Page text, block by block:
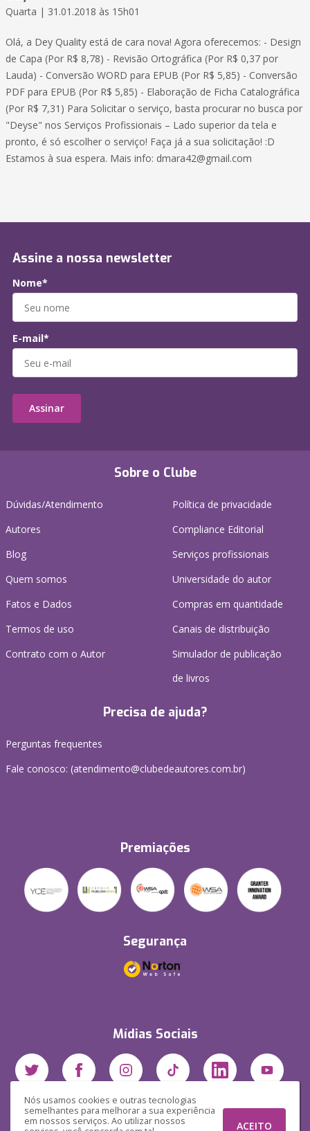
Nós usamos cookies e outras tecnologias
semelhantes para melhorar a sua experiência
em nossos serviços. Ao utilizar nossos
ACEITO
Quarta | 31.01.2018 às 15h01
Olá, a Dey Quality está de cara nova! Agora oferecemos: - Design
de Capa (Por R$ 8,78) - Revisão Ortográfica (Por R$ 0,37 por
Lauda) - Conversão WORD para EPUB (Por R$ 5,85) - Conversão
PDF para EPUB (Por R$ 5,85) - Elaboração de Ficha Catalográfica
(Por R$ 7,31) Para Solicitar o serviço, basta procurar no busca por
"Deyse" nos Serviços Profissionais – Lado superior da tela e
pronto, é só escolher o serviço! Faça já a sua solicitação! :D
Estamos à sua espera. Mais info: dmara42@gmail.com
Sobre o Clube
Dúvidas/Atendimento
Autores
Blog
Quem somos
Fatos e Dados
Termos de uso
Contrato com o Autor
Política de privacidade
Compliance Editorial
Serviços profissionais
Universidade do autor
Compras em quantidade
Canais de distribuição
Simulador de publicação
de livros
Precisa de ajuda?
Perguntas frequentes
Fale conosco: (atendimento@clubedeautores.com.br)
Premiações
Segurança
Mídias Sociais
Assine a nossa newsletter
Nome*
E-mail*
Assinar